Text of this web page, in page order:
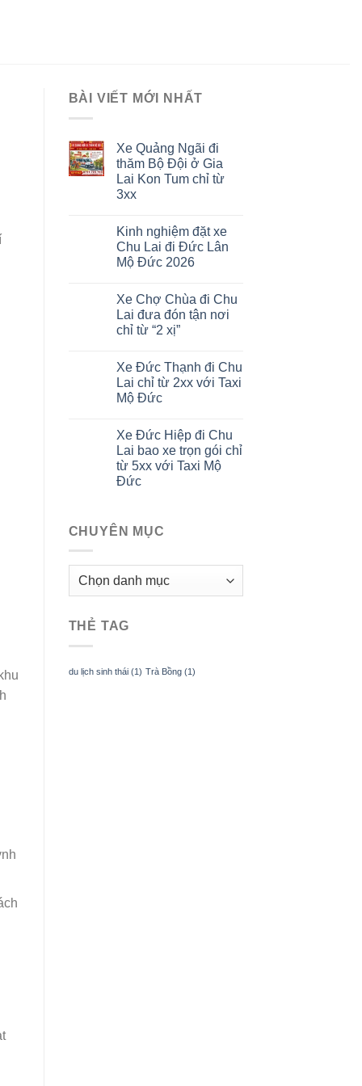
BÀI VIẾT MỚI NHẤT
Xe Quảng Ngãi đi
thăm Bộ Đội ở Gia
Lai Kon Tum chỉ từ
3xx
Kinh nghiệm đặt xe
Chu Lai đi Đức Lân
Mộ Đức 2026
Xe Chợ Chùa đi Chu
Lai đưa đón tận nơi
chỉ từ “2 xị”
Xe Đức Thạnh đi Chu
Lai chỉ từ 2xx với Taxi
Mộ Đức
Xe Đức Hiệp đi Chu
Lai bao xe trọn gói chỉ
từ 5xx với Taxi Mộ
Đức
CHUYÊN MỤC
CHUYÊN
THẺ TAG
du lịch sinh thái(1) Trà Bồng(1)